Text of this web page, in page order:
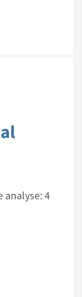
analyse: 4